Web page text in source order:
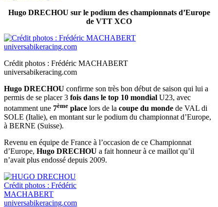
Hugo DRECHOU sur le podium des championnats d’Europe
de VTT XCO
Crédit photos : Frédéric MACHABERT
universabikeracing.com
Hugo DRECHOU confirme son très bon début de saison qui lui a
permis de se placer 3 fois dans le top 10 mondial U23, avec
notamment une 7ème place lors de la coupe du monde de VAL di
SOLE (Italie), en montant sur le podium du championnat d’Europe,
à BERNE (Suisse).
Revenu en équipe de France à l’occasion de ce Championnat
d’Europe, Hugo DRECHOU a fait honneur à ce maillot qu’il
n’avait plus endossé depuis 2009.